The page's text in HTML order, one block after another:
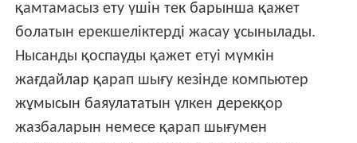
қамтамасыз ету үшін тек барынша қажет
болатын ерекшеліктерді жасау ұсынылады.
Нысанды қоспауды қажет етуі мүмкін
жағдайлар қарап шығу кезінде компьютер
жұмысын баяулататын үлкен дерекқор
жазбаларын немесе қарап шығумен